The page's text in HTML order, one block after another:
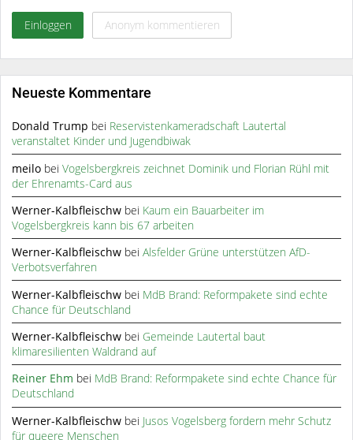
Einloggen Anonym kommentieren
Neueste Kommentare
Donald Trump bei Reservistenkameradschaft Lautertal
veranstaltet Kinder und Jugendbiwak
meilo beiVogelsbergkreis zeichnet Dominik und Florian Rühl mit
der Ehrenamts-Card aus
Werner-Kalbfleischw bei Kaum ein Bauarbeiter im
Vogelsbergkreis kann bis 67 arbeiten
Werner-Kalbfleischw beiAlsfelder Grüne unterstützen AfD-
Verbotsverfahren
Werner-Kalbfleischw bei MdB Brand: Reformpakete sind echte
Chance für Deutschland
Werner-Kalbfleischw bei Gemeinde Lautertal baut
klimaresilienten Waldrand auf
Reiner Ehm bei MdB Brand: Reformpakete sind echte Chance für
Deutschland
Werner-Kalbfleischw bei Jusos Vogelsberg fordern mehr Schutz
für queere Menschen